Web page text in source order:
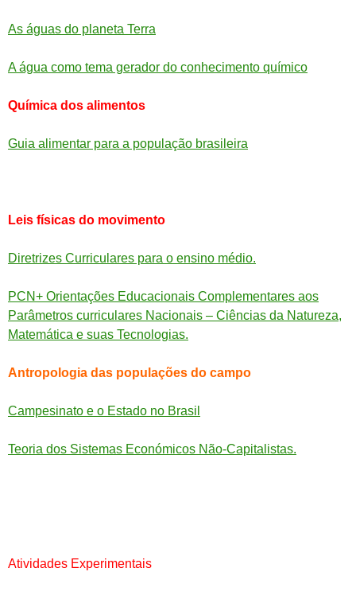
As águas do planeta Terra
A água como tema gerador do conhecimento químico
Química dos alimentos
Guia alimentar para a população brasileira
Leis físicas do movimento
Diretrizes Curriculares para o ensino médio.
PCN+ Orientações Educacionais Complementares aos
Parâmetros curriculares Nacionais – Ciências da Natureza,
Matemática e suas Tecnologias.
Antropologia das populações do campo
Campesinato e o Estado no Brasil
Teoria dos Sistemas Económicos Não-Capitalistas.
Atividades Experimentais